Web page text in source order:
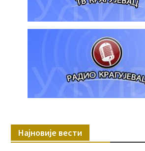
Најновије вести